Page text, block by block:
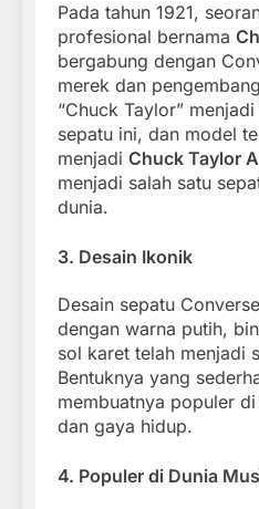
Pada tahun 1921,
profesional bernama
bergabung dengan
merek dan
“Chuck Taylor”
sepatu ini, dan model
menjadi Chuck Taylor
menjadi salah satu
dunia.
3. Desain Ikonik
Desain sepatu
dengan warna putih,
sol karet telah menjadi
Bentuknya yang
membuatnya populer
dan gaya hidup.
4. Populer di Dunia